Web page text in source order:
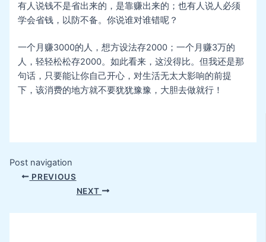
有人说钱不是省出来的，是靠赚出来的；也有人说人必须
学会省钱，以防不备。你说谁对谁错呢？
一个月赚3000的人，想方设法存2000；一个月赚3万的
人，轻轻松松存2000。如此看来，这没得比。但我还是那
句话，只要能让你自己开心，对生活无太大影响的前提
下，该消费的地方就不要犹犹豫豫，大胆去做就行！
Post navigation
PREVIOUS
NEXT